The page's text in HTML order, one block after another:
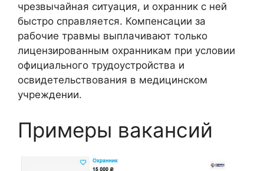
чрезвычайная ситуация, и охранник с ней
быстро справляется. Компенсации за
рабочие травмы выплачивают только
лицензированным охранникам при условии
официального трудоустройства и
освидетельствования в медицинском
учреждении.
Примеры вакансий